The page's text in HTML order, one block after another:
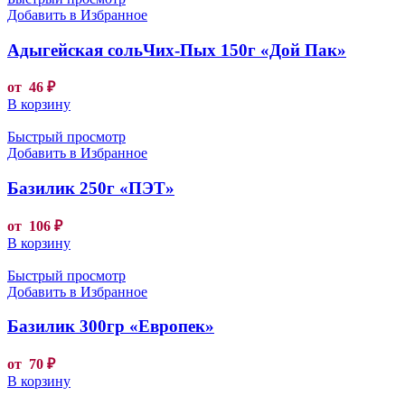
Добавить в Избранное
Адыгейская сольЧих-Пых 150г «Дой Пак»
от 46 ₽
В корзину
Быстрый просмотр
Добавить в Избранное
Базилик 250г «ПЭТ»
от 106 ₽
В корзину
Быстрый просмотр
Добавить в Избранное
Базилик 300гр «Европек»
от 70 ₽
В корзину